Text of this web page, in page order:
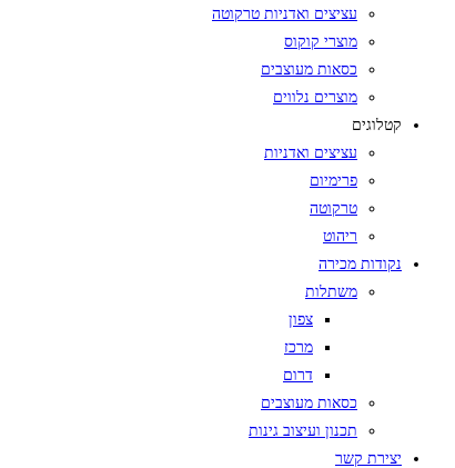
עציצים ואדניות טרקוטה
מוצרי קוקוס
כסאות מעוצבים
מוצרים נלווים
קטלוגים
עציצים ואדניות
פרימיום
טרקוטה
ריהוט
נקודות מכירה
משתלות
צפון
מרכז
דרום
כסאות מעוצבים
תכנון ועיצוב גינות
יצירת קשר